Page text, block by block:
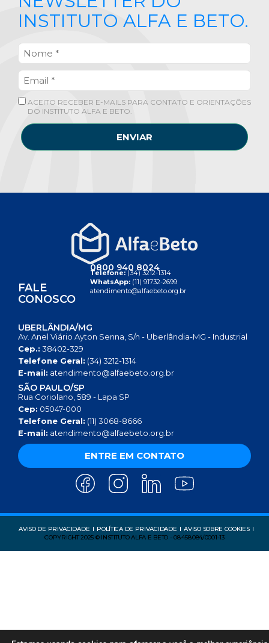
INSTITUTO ALFA E BETO.
ACEITO RECEBER E-MAILS PARA CONTATO E ORIENTAÇÕES
DO INSTITUTO ALFA E BETO.
ENVIAR
FALE
CONOSCO
0800 940 8024
Telefone:(34) 3212-1314
WhatsApp: (11) 91732-2699
atendimento@alfaebeto.org.br
UBERLÂNDIA/MG
Av. Anel Viário Ayton Senna, S/n - Uberlândia-MG - Industrial
Cep.: 38402-329
Telefone Geral: (34) 3212-1314
E-mail: atendimento@alfaebeto.org.br
SÃO PAULO/SP
Rua Coriolano, 589 - Lapa SP
Cep: 05047-000
Telefone Geral: (11) 3068-8666
E-mail: atendimento@alfaebeto.org.br
ENTRE EM CONTATO
AVISO DE PRIVACIDADE POLÍTICA DE PRIVACIDADE
AVISO SOBRE COOKIES
COPYRIGHT 2025 © INSTITUTO ALFA E BETO - 08.458.084/0001-13